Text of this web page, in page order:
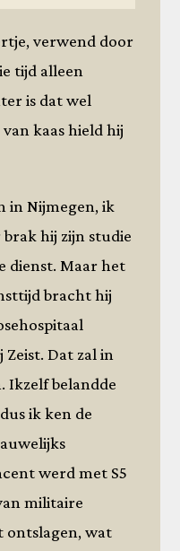
verwend door
tijd alleen
is dat wel
kaas hield hij
in Nijmegen, ik
hij zijn studie
dienst. Maar het
bracht hij
Zeist. Dat zal in
Ikzelf belandde
ik ken de
werd met S5
militaire
ontslagen, wat